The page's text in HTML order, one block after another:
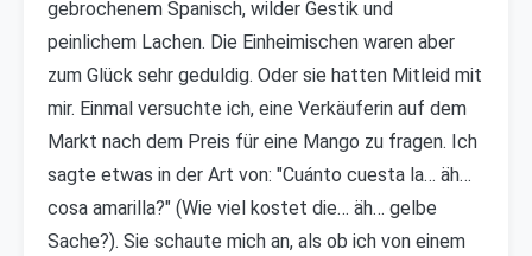
gebrochenem Spanisch, wilder Gestik und
peinlichem Lachen. Die Einheimischen waren aber
zum Glück sehr geduldig. Oder sie hatten Mitleid mit
mir. Einmal versuchte ich, eine Verkäuferin auf dem
Markt nach dem Preis für eine Mango zu fragen. Ich
sagte etwas in der Art von: "Cuánto cuesta la… äh…
cosa amarilla?" (Wie viel kostet die… äh… gelbe
Sache?). Sie schaute mich an, als ob ich von einem